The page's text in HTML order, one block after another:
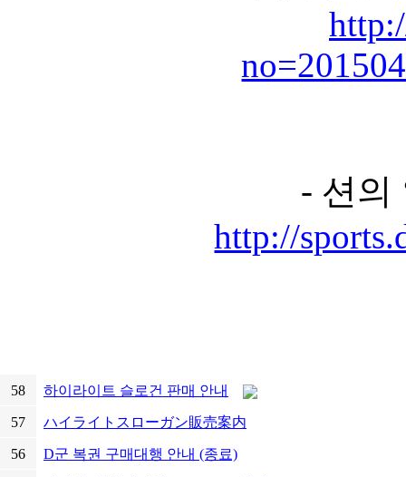
- 션의
http://
58 하이라이트 슬로건 판매 안내
57 ハイライトスローガン販売案内
56 D군 복권 구매대행 안내 (종료)